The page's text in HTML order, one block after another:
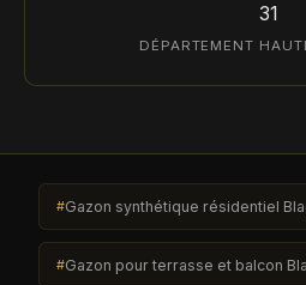
31
DÉPARTEMENT
Gazon synthétique résidentiel
Gazon pour terrasse et balcon